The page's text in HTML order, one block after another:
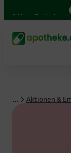
Mal in Deutschland
... Aktionen &